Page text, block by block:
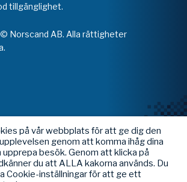
tillgänglighet.
Norscand AB. Alla rättigheter
på vår webbplats för att ge dig den
genom att komma ihåg dina
besök. Genom att klicka på
du att ALLA kakorna används. Du
Cookie-inställningar för att ge ett